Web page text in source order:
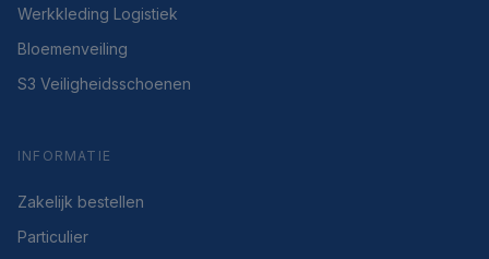
Werkkleding Logistiek
Bloemenveiling
S3 Veiligheidsschoenen
INFORMATIE
Zakelijk bestellen
Particulier